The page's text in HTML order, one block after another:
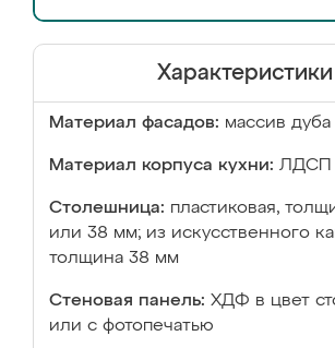
Характеристики
Материал фасадов: массив дуба
Материал корпуса кухни: ЛДСП
Столешница: пластиковая,
или 38 мм; из искусственного
толщина 38 мм
Стеновая панель: ХДФ в цвет
или с фотопечатью